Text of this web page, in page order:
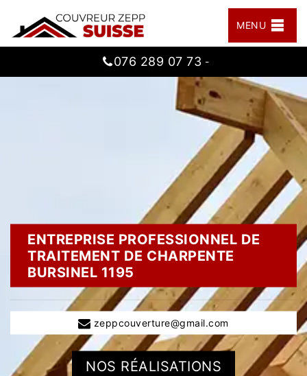
MENU
076 289 07 73 -
ENTREPRISE PROFESSIONNEL DE
TRAITEMENT DE CHARPENTE
BURSINEL 1195
zeppcouverture@gmail.com
NOS RÉALISATIONS